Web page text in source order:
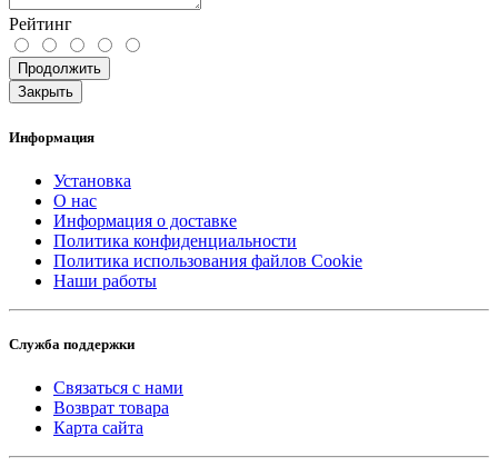
Рейтинг
Продолжить
Закрыть
Информация
Установка
О нас
Информация о доставке
Политика конфиденциальности
Политика использования файлов Cookie
Наши работы
Служба поддержки
Связаться с нами
Возврат товара
Карта сайта